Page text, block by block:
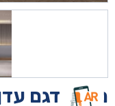
מיטה דגם